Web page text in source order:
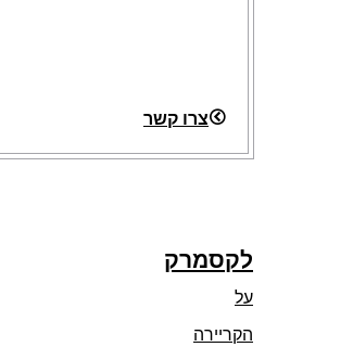
צרו קשר
לקסמרק
על
הקריירה